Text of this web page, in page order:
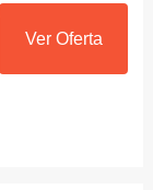
Ver Oferta